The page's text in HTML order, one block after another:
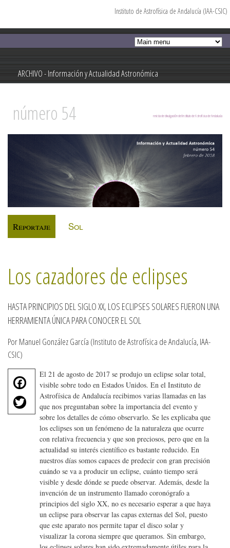
contenido
ARCHIVO - Información y Actualidad Astronómica
Información y Actualidad Astronómica
Instituto de Astrofísica de Andalucía (IAA-CSIC)
revista de divulgación del Instituto de Astrofísica de Andalucía
número 54
Reportaje Sol
Los cazadores de eclipses
HASTA PRINCIPIOS DEL SIGLO XX, LOS ECLIPSES SOLARES FUERON UNA
HERRAMIENTA ÚNICA PARA CONOCER EL SOL
Por Manuel González García (Instituto de Astrofísica de Andalucía, IAA-
CSIC)
F
e
T
w
it
te
El 21 de agosto de 2017 se produjo un eclipse solar total,
visible sobre todo en Estados Unidos. En el Instituto de
Astrofísica de Andalucía recibimos varias llamadas en las
que nos preguntaban sobre la importancia del evento y
sobre los detalles de cómo observarlo. Se les explicaba que
los eclipses son un fenómeno de la naturaleza que ocurre
con relativa frecuencia y que son preciosos, pero que en la
actualidad su interés científico es bastante reducido. En
nuestros días somos capaces de predecir con gran precisión
cuándo se va a producir un eclipse, cuánto tiempo será
visible y desde dónde se puede observar. Además, desde la
invención de un instrumento llamado coronógrafo a
principios del siglo XX, no es necesario esperar a que haya
un eclipse para observar las capas externas del Sol, puesto
que este aparato nos permite tapar el disco solar y
visualizar la corona siempre que queramos. Sin embargo,